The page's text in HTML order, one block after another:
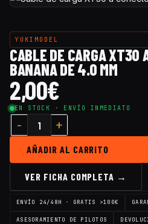
YUKIMODEL
CABLE DE CARGA XT30
BANANA DE 4.0 MM
2,00€
EN STOCK · ENVÍO INMEDIATO
AÑADIR AL CARRITO
VER FICHA COMPLETA →
ENVÍO 24/48H · GRATIS >100€
ASESORAMIENTO DE PILOTOS